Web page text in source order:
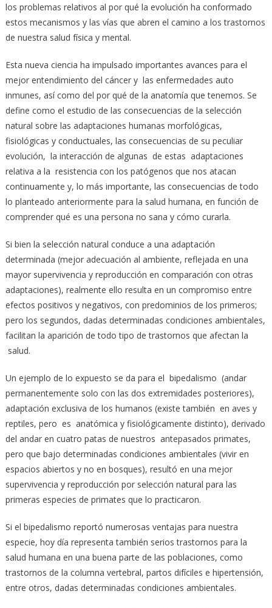
los problemas relativos al por qué la evolución ha conformado
estos mecanismos y las vías que abren el camino a los trastornos
de nuestra salud física y mental.
Esta nueva ciencia ha impulsado importantes avances para el
mejor entendimiento del cáncer y las enfermedades auto
inmunes, así como del por qué de la anatomía que tenemos. Se
define como el estudio de las consecuencias de la selección
natural sobre las adaptaciones humanas morfológicas,
fisiológicas y conductuales, las consecuencias de su peculiar
evolución, la interacción de algunas de estas adaptaciones
relativa a la resistencia con los patógenos que nos atacan
continuamente y, lo más importante, las consecuencias de todo
lo planteado anteriormente para la salud humana, en función de
comprender qué es una persona no sana y cómo curarla.
Si bien la selección natural conduce a una adaptación
determinada (mejor adecuación al ambiente, reflejada en una
mayor supervivencia y reproducción en comparación con otras
adaptaciones), realmente ello resulta en un compromiso entre
efectos positivos y negativos, con predominios de los primeros;
pero los segundos, dadas determinadas condiciones ambientales,
facilitan la aparición de todo tipo de trastornos que afectan la
salud.
Un ejemplo de lo expuesto se da para el bipedalismo (andar
permanentemente solo con las dos extremidades posteriores),
adaptación exclusiva de los humanos (existe también en aves y
reptiles, pero es anatómica y fisiológicamente distinto), derivado
del andar en cuatro patas de nuestros antepasados primates,
pero que bajo determinadas condiciones ambientales (vivir en
espacios abiertos y no en bosques), resultó en una mejor
supervivencia y reproducción por selección natural para las
primeras especies de primates que lo practicaron.
Si el bipedalismo reportó numerosas ventajas para nuestra
especie, hoy día representa también serios trastornos para la
salud humana en una buena parte de las poblaciones, como
trastornos de la columna vertebral, partos difíciles e hipertensión,
entre otros, dadas determinadas condiciones ambientales.